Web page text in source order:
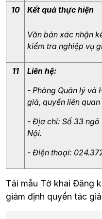
10 Kết quả thực hiện
Văn bản xác nhận
kiểm tra nghiệp vụ
11
Liên hệ:
- Phòng Quản lý và
giả, quyền liên
- Địa chỉ: Số 33
Nội.
- Điện thoại:
Tải mẫu Tờ khai Đăng
giám định quyền tác